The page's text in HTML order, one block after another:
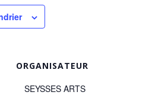
ORGANISATEUR
SEYSSES ARTS